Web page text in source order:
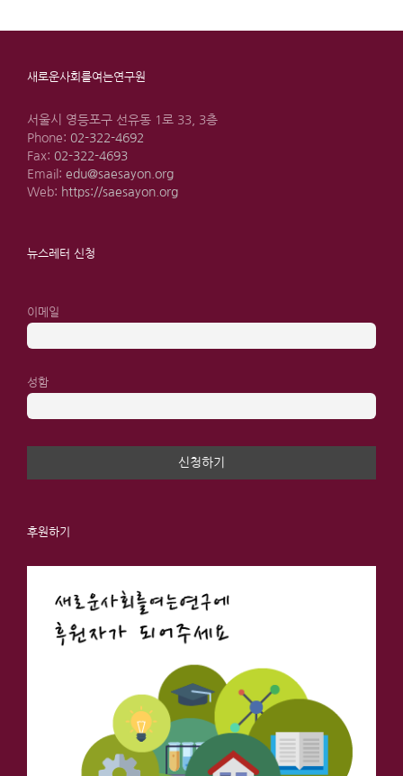
새로운사회를여는연구원
서울시 영등포구 선유동 1로 33, 3층
Phone: 02-322-4692
Fax: 02-322-4693
Email: edu@saesayon.org
Web: https://saesayon.org
뉴스레터 신청
이메일
성함
후원하기